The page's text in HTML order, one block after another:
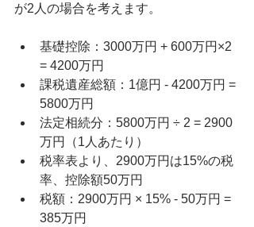
が2人の場合を考えます。
基礎控除：3000万円 + 600万円×2
= 4200万円
課税遺産総額：1億円 - 4200万円 =
5800万円
法定相続分：5800万円 ÷ 2 = 2900
万円（1人あたり）
税率表より、2900万円は15%の税
率、控除額50万円
税額：2900万円 × 15% - 50万円 =
385万円